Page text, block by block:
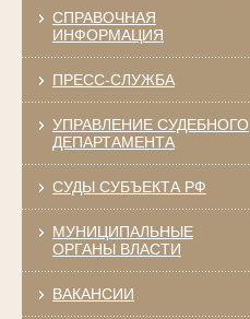
СПРАВОЧНАЯ
ИНФОРМАЦИЯ
ПРЕСС-СЛУЖБА
УПРАВЛЕНИЕ СУДЕБНОГО
ДЕПАРТАМЕНТА
СУДЫ СУБЪЕКТА РФ
МУНИЦИПАЛЬНЫЕ
ОРГАНЫ ВЛАСТИ
ВАКАНСИИ